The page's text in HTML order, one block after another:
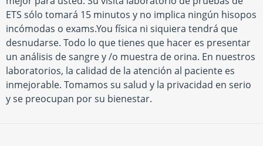
ETS sólo tomará 15 minutos y no implica ningún hisopos
incómodas o exams.You física ni siquiera tendrá que
desnudarse. Todo lo que tienes que hacer es presentar
un análisis de sangre y /o muestra de orina. En nuestros
laboratorios, la calidad de la atención al paciente es
inmejorable. Tomamos su salud y la privacidad en serio
y se preocupan por su bienestar.